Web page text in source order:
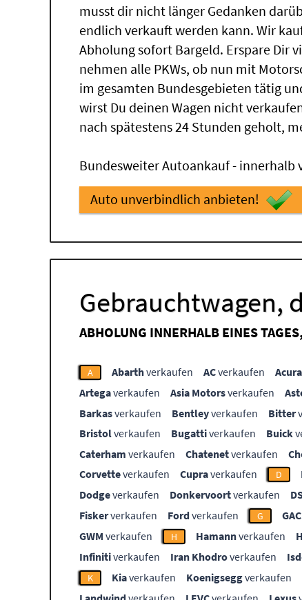
musst dir nicht länger Gedanken
endlich verkauft werden kann. Wir
Abholung sofort Bargeld. Erspare Dir
nehmen alle PKWs, ob nun mit
im gesamten Bundesgebieten tätig
wirst Du deinen Wagen nicht
nach spätestens 24 Stunden geholt,
Bundesweiter Autoankauf - innerhalb
Auto unverbindlich anbieten!
Gebrauchtwagen,
ABHOLUNG INNERHALB EINES
A Abarthverkaufen ACverkaufen Acura
Artegaverkaufen Asia Motorsverkaufen
Barkasverkaufen Bentleyverkaufen Bitter
Bristolverkaufen Bugattiverkaufen Buick
Caterham verkaufen Chatenetverkaufen
Corvetteverkaufen Cupraverkaufen D
Dodgeverkaufen Donkervoortverkaufen
Fiskerverkaufen Fordverkaufen G
GWM verkaufen H Hamannverkaufen
Infinitiverkaufen Iran Khodroverkaufen
K Kiaverkaufen Koenigseggverkaufen